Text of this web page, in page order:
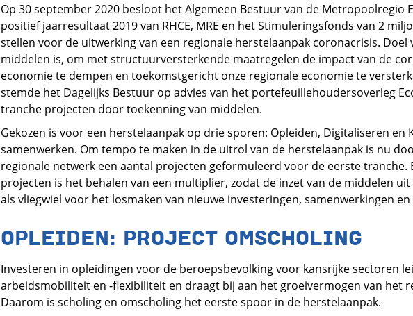
Op 30 september 2020 besloot het Algemeen Bestuur van de Metropoolregio
positief jaarresultaat 2019 van RHCE, MRE en het Stimuleringsfonds van 2
stellen voor de uitwerking van een regionale herstelaanpak coronacrisis. Doel
middelen is, om met structuurversterkende maatregelen de impact van de
economie te dempen en toekomstgericht onze regionale economie te
stemde het Dagelijks Bestuur op advies van het portefeuillehoudersoverleg
tranche projecten door toekenning van middelen.
Gekozen is voor een herstelaanpak op drie sporen: Opleiden, Digitaliseren en
samenwerken. Om tempo te maken in de uitrol van de herstelaanpak is nu
regionale netwerk een aantal projecten geformuleerd voor de eerste tranche.
projecten is het behalen van een multiplier, zodat de inzet van de middelen
als vliegwiel voor het losmaken van nieuwe investeringen, samenwerkingen
OPLEIDEN: PROJECT OMSCHOLING
Investeren in opleidingen voor de beroepsbevolking voor kansrijke sectoren
arbeidsmobiliteit en -flexibiliteit en draagt bij aan het groeivermogen van het
Daarom is scholing en omscholing het eerste spoor in de herstelaanpak.